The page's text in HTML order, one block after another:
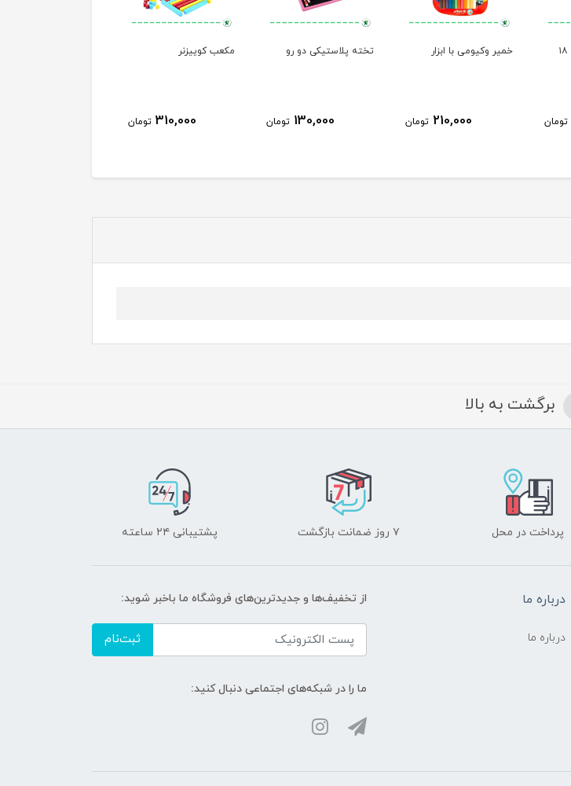
مداد شمعی جادویی ۱۸
تومان
خمیر وکیومی با ابزار
210,000 تومان
تخته پلاستیکی دو رو
130,000 تومان
مکعب کوییزنر
310,000 تومان
برگشت به بالا
پرداخت در محل ۷ روز ضمانت بازگشت پشتیبانی ۲۴ ساعته
درباره ما
درباره ما
از تخفیف‌ها و جدیدترین‌های فروشگاه ما باخبر شوید:
ثبت‌نام
ما را در شبکه‌های اجتماعی دنبال کنید: